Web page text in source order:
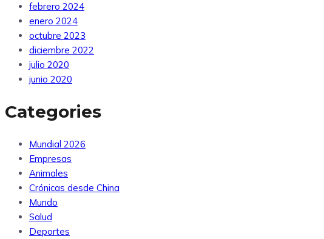
febrero 2024
enero 2024
octubre 2023
diciembre 2022
julio 2020
junio 2020
Categories
Mundial 2026
Empresas
Animales
Crónicas desde China
Mundo
Salud
Deportes